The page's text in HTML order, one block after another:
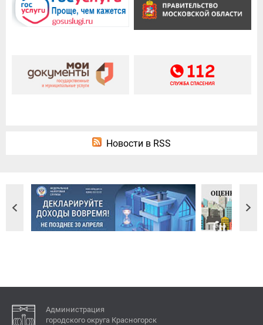
Новости в RSS
Администрация
городского округа Красногорск